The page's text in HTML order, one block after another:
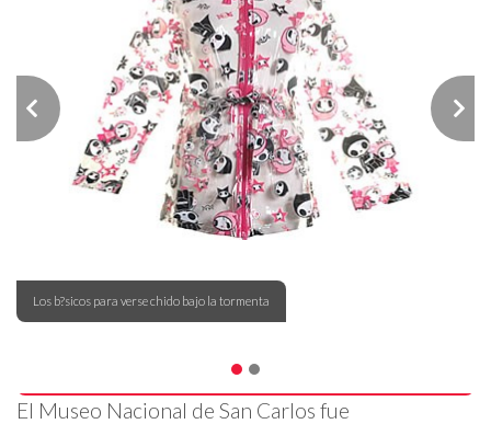
Los b?sicos para verse chido bajo la tormenta
El Museo Nacional de San Carlos fue